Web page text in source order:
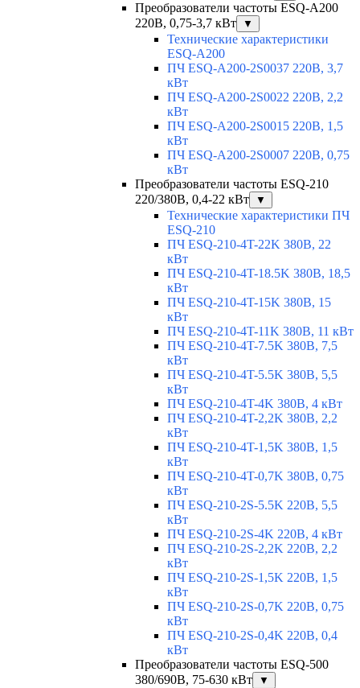
Преобразователи частоты ESQ-A200
220В, 0,75-3,7 кВт
▼
Технические характеристики
ESQ-A200
ПЧ ESQ-A200-2S0037 220В, 3,7
кВт
ПЧ ESQ-A200-2S0022 220В, 2,2
кВт
ПЧ ESQ-A200-2S0015 220В, 1,5
кВт
ПЧ ESQ-A200-2S0007 220В, 0,75
кВт
Преобразователи частоты ESQ-210
220/380В, 0,4-22 кВт
▼
Технические характеристики ПЧ
ESQ-210
ПЧ ESQ-210-4T-22K 380В, 22
кВт
ПЧ ESQ-210-4T-18.5K 380В, 18,5
кВт
ПЧ ESQ-210-4T-15K 380В, 15
кВт
ПЧ ESQ-210-4T-11K 380В, 11 кВт
ПЧ ESQ-210-4T-7.5K 380В, 7,5
кВт
ПЧ ESQ-210-4T-5.5K 380В, 5,5
кВт
ПЧ ESQ-210-4T-4K 380В, 4 кВт
ПЧ ESQ-210-4T-2,2K 380В, 2,2
кВт
ПЧ ESQ-210-4T-1,5K 380В, 1,5
кВт
ПЧ ESQ-210-4T-0,7K 380В, 0,75
кВт
ПЧ ESQ-210-2S-5.5K 220В, 5,5
кВт
ПЧ ESQ-210-2S-4K 220В, 4 кВт
ПЧ ESQ-210-2S-2,2K 220В, 2,2
кВт
ПЧ ESQ-210-2S-1,5K 220В, 1,5
кВт
ПЧ ESQ-210-2S-0,7K 220В, 0,75
кВт
ПЧ ESQ-210-2S-0,4K 220В, 0,4
кВт
Преобразователи частоты ESQ-500
380/690В, 75-630 кВт
▼